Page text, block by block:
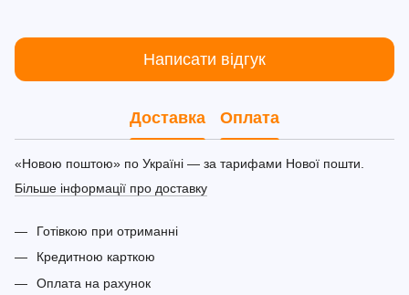
Написати відгук
Доставка Оплата
«Новою поштою» по Україні — за тарифами Нової пошти.
Більше інформації про доставку
Готівкою при отриманні
Кредитною карткою
Оплата на рахунок